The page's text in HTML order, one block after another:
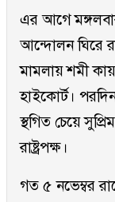
এর আগে
আন্দোলন ঘিরে
মামলায় শমী
হাইকোর্ট।
স্থগিত চেয়ে
রাষ্ট্রপক্ষ।
গত ৫ নভেম্বর